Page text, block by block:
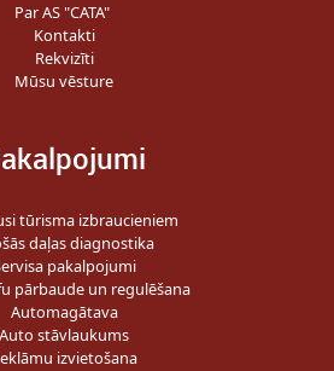
Par AS "CATA"
Kontakti
Rekvizīti
Mūsu vēsture
tūrisma izbraucieniem
daļas diagnostika
pakalpojumi
pārbaude un regulēšana
Automagātava
Auto stāvlaukums
izvietošana